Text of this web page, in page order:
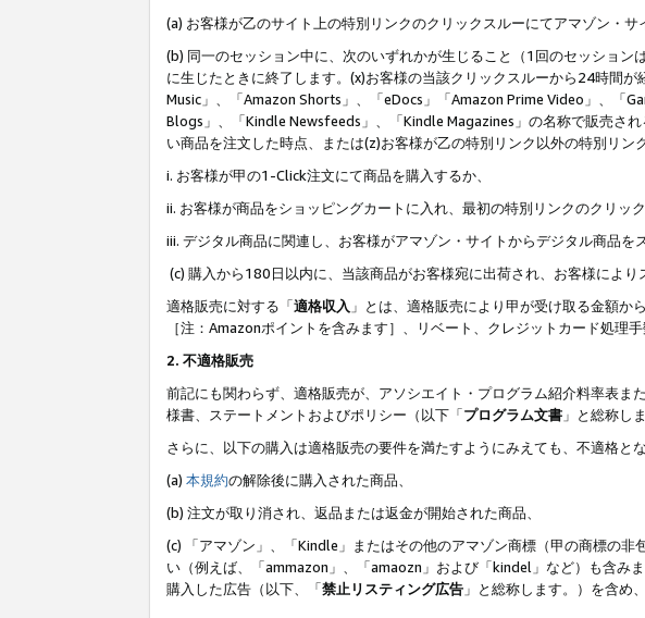
(a) お客様が乙のサイト上の特別リンクのクリックスルーにてアマゾン・サ
(b) 同一のセッション中に、次のいずれかが生じること（1回のセッショ
に生じたときに終了します。(x)お客様の当該クリックスルーから24時間
Music」、「Amazon Shorts」、「eDocs」「Amazon Prime Video」、「
Blogs」、「Kindle Newsfeeds」、「Kindle Magazines」の名称で販売さ
い商品を注文した時点、または(z)お客様が乙の特別リンク以外の特別リ
i. お客様が甲の1-Click注文にて商品を購入するか、
ii. お客様が商品をショッピングカートに入れ、最初の特別リンクのクリ
iii. デジタル商品に関連し、お客様がアマゾン・サイトからデジタル商品
(c) 購入から180日以内に、当該商品がお客様宛に出荷され、お客様によ
適格販売に対する「適格収入 」とは、適格販売により甲が受け取る金額か
［注：Amazonポイントを含みます］、リベート、クレジットカード処理
2. 不適格販売
前記にも関わらず、適格販売が、アソシエイト・プログラム紹介料率表
様書、ステートメントおよびポリシー（以下「プログラム文書 」と総称し
さらに、以下の購入は適格販売の要件を満たすようにみえても、不適格と
(a) 本規約の解除後に購入された商品、
(b) 注文が取り消され、返品または返金が開始された商品、
(c) 「アマゾン」、「Kindle」またはその他のアマゾン商標（甲の商標の
い（例えば、「ammazon」、「amaozn」および「kindel」など）も含み
購入した広告（以下、「禁止リスティング広告 」と総称します。）を含め